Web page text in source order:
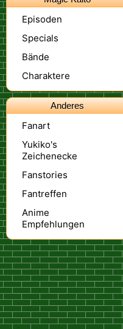
Episoden
Specials
Bände
Charaktere
Anderes
Fanart
Yukiko's
Zeichenecke
Fanstories
Fantreffen
Anime
Empfehlungen